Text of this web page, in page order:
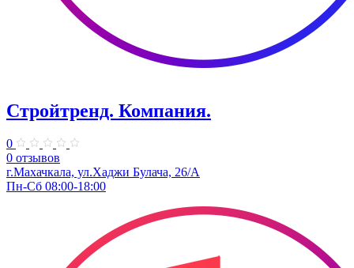
Стройтренд. ​Компания.
0
0 отзывов
г.Махачкала, ул.​Хаджи Булача, 26/А
Пн-Сб 08:00-18:00